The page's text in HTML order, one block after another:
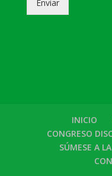
Enviar
INICIO
CONGRESO
SÚMESE A